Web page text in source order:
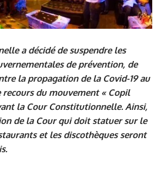
a décidé de suspendre les
de prévention, de
la propagation de la Covid-19 au
recours du mouvement « Copil
la Cour Constitutionnelle. Ainsi,
de la Cour qui doit statuer sur le
et les discothèques seront